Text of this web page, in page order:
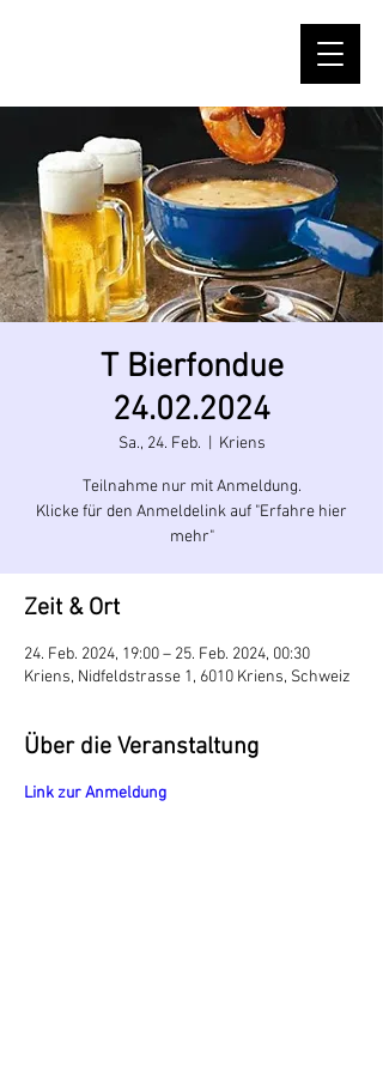
T Bierfondue
24.02.2024
Sa., 24. Feb. Kriens
Teilnahme nur mit Anmeldung.
Klicke für den Anmeldelink auf "Erfahre hier
mehr"
Zeit & Ort
24. Feb. 2024, 19:00 – 25. Feb. 2024, 00:30
Kriens, Nidfeldstrasse 1, 6010 Kriens, Schweiz
Über die Veranstaltung
Link zur Anmeldung